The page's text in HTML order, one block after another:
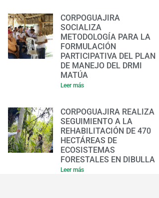
CORPOGUAJIRA
SOCIALIZA
METODOLOGÍA PARA LA
FORMULACIÓN
PARTICIPATIVA DEL PLAN
DE MANEJO DEL DRMI
MATÚA
Leer más
CORPOGUAJIRA REALIZA
SEGUIMIENTO A LA
REHABILITACIÓN DE 470
HECTÁREAS DE
ECOSISTEMAS
FORESTALES EN DIBULLA
Leer más